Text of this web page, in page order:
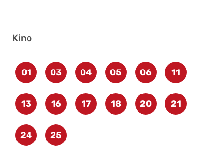
Kino
01 03 04 05 06 11
13 16 17 18 20 21
24 25